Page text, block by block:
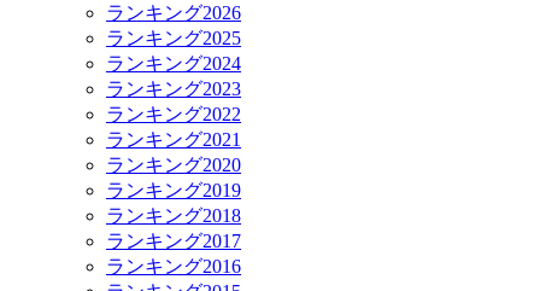
ランキング2026
ランキング2025
ランキング2024
ランキング2023
ランキング2022
ランキング2021
ランキング2020
ランキング2019
ランキング2018
ランキング2017
ランキング2016